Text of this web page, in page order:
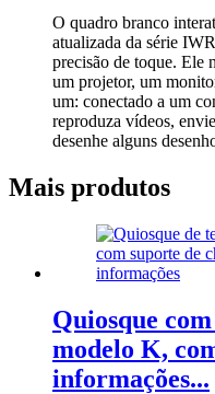
O quadro branco
atualizada da série
precisão de toque. Ele
um projetor, um
um: conectado a um
reproduza vídeos,
desenhe alguns
Mais produtos
Quiosque
modelo K,
informações...